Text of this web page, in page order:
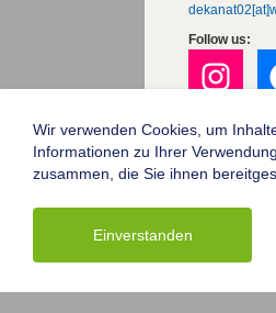
Follow us:
Die
Impressum
Wir verwenden Cookies, um
Informationen zu Ihrer
zusammen, die Sie ihnen
Einverstanden